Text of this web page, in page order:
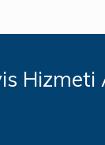
Hizmeti